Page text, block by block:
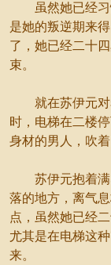
虽然她已经习
是她的叛逆期来
了，她已经二十
束。
就在苏伊元对
时，电梯在二楼
身材的男人，吹
苏伊元抱着满
落的地方，离气
点，虽然她已经
尤其是在电梯这
来。